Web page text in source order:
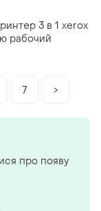
3 в 1 xerox
рабочий
7 >
про появу